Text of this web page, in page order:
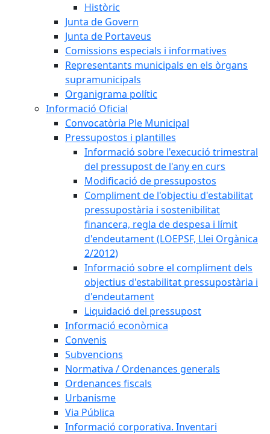
Històric
Junta de Govern
Junta de Portaveus
Comissions especials i informatives
Representants municipals en els òrgans
supramunicipals
Organigrama polític
Informació Oficial
Convocatòria Ple Municipal
Pressupostos i plantilles
Informació sobre l'execució trimestral
del pressupost de l'any en curs
Modificació de pressupostos
Compliment de l'objectiu d'estabilitat
pressupostària i sostenibilitat
financera, regla de despesa i límit
d'endeutament (LOEPSF, Llei Orgànica
2/2012)
Informació sobre el compliment dels
objectius d'estabilitat pressupostària i
d'endeutament
Liquidació del pressupost
Informació econòmica
Convenis
Subvencions
Normativa / Ordenances generals
Ordenances fiscals
Urbanisme
Via Pública
Informació corporativa. Inventari